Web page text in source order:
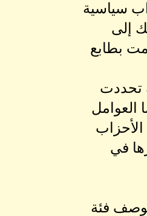
سياسية
إلى
بطابع
تحددت
العوامل
الأحزاب
في
فئة